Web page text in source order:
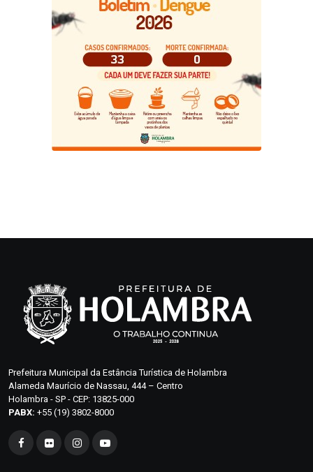
Prefeitura Municipal da Estância Turística de Holambra
Alameda Maurício de Nassau, 444 – Centro
Holambra - SP - CEP: 13825-000
PABX: +55 (19) 3802-8000